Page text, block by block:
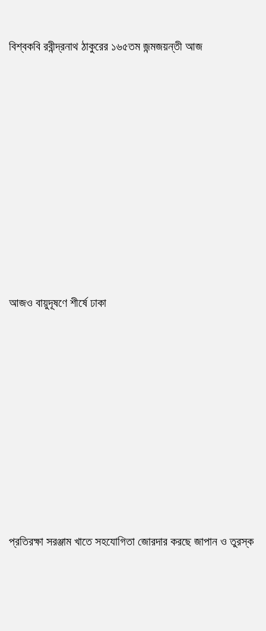
বিশ্বকবি রবীন্দ্রনাথ ঠাকুরের ১৬৫তম জন্মজয়ন্তী আজ
আজও বায়ুদূষণে শীর্ষে ঢাকা
প্রতিরক্ষা সরঞ্জাম খাতে সহযোগিতা জোরদার করছে জাপান ও তুরস্ক